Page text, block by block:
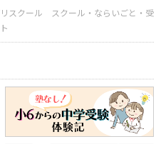
スクール
スクール・ならいごと・受